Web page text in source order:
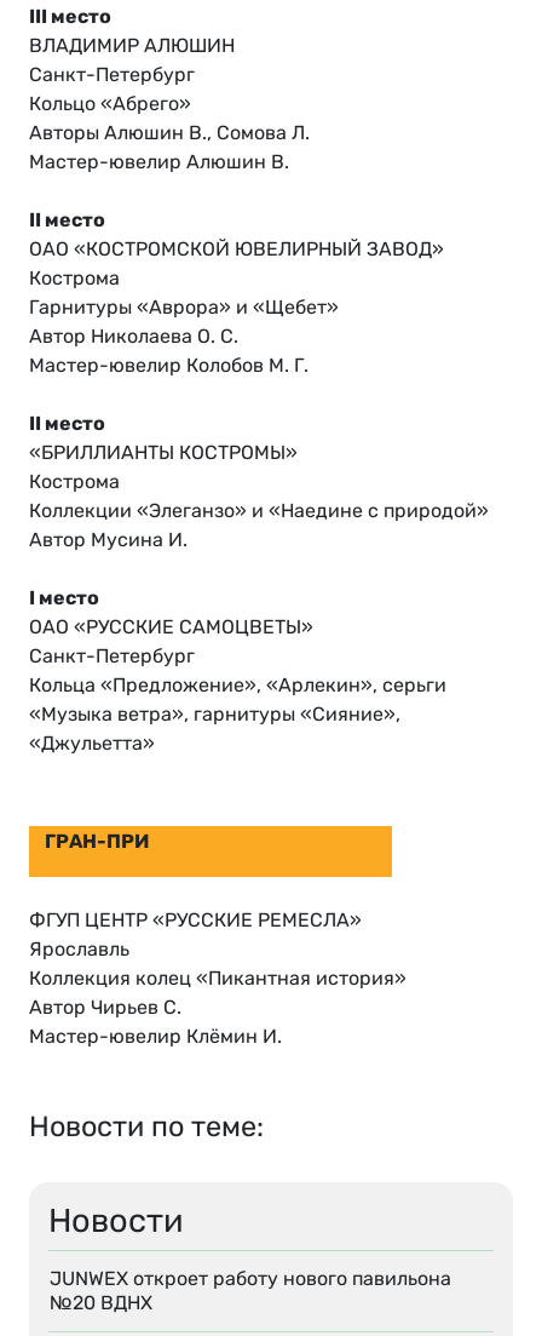
Новости
JUNWEX откроет работу нового павильона
№20 ВДНХ
III место
ВЛАДИМИР АЛЮШИН
Санкт-Петербург
Кольцо «Абрего»
Авторы Алюшин В., Сомова Л.
Мастер-ювелир Алюшин В.
II место
ОАО «КОСТРОМСКОЙ ЮВЕЛИРНЫЙ ЗАВОД»
Кострома
Гарнитуры «Аврора» и «Щебет»
Автор Николаева О. С.
Мастер-ювелир Колобов М. Г.
II место
«БРИЛЛИАНТЫ КОСТРОМЫ»
Кострома
Коллекции «Элеганзо» и «Наедине с природой»
Автор Мусина И.
I место
ОАО «РУССКИЕ САМОЦВЕТЫ»
Санкт-Петербург
Кольца «Предложение», «Арлекин», серьги
«Музыка ветра», гарнитуры «Сияние»,
«Джульетта»
ГРАН-ПРИ
ФГУП ЦЕНТР «РУССКИЕ РЕМЕСЛА»
Ярославль
Коллекция колец «Пикантная история»
Автор Чирьев С.
Мастер-ювелир Клёмин И.
Новости по теме: